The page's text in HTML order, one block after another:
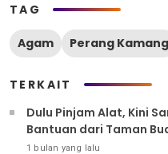
TAG
Agam Perang Kamang
TERKAIT
Dulu Pinjam Alat, Kini
Bantuan dari Taman
1 bulan yang lalu